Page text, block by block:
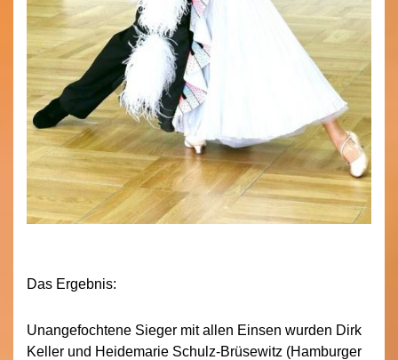
Das Ergebnis:
Unangefochtene Sieger mit allen Einsen wurden Dirk
Keller und Heidemarie Schulz-Brüsewitz (Hamburger